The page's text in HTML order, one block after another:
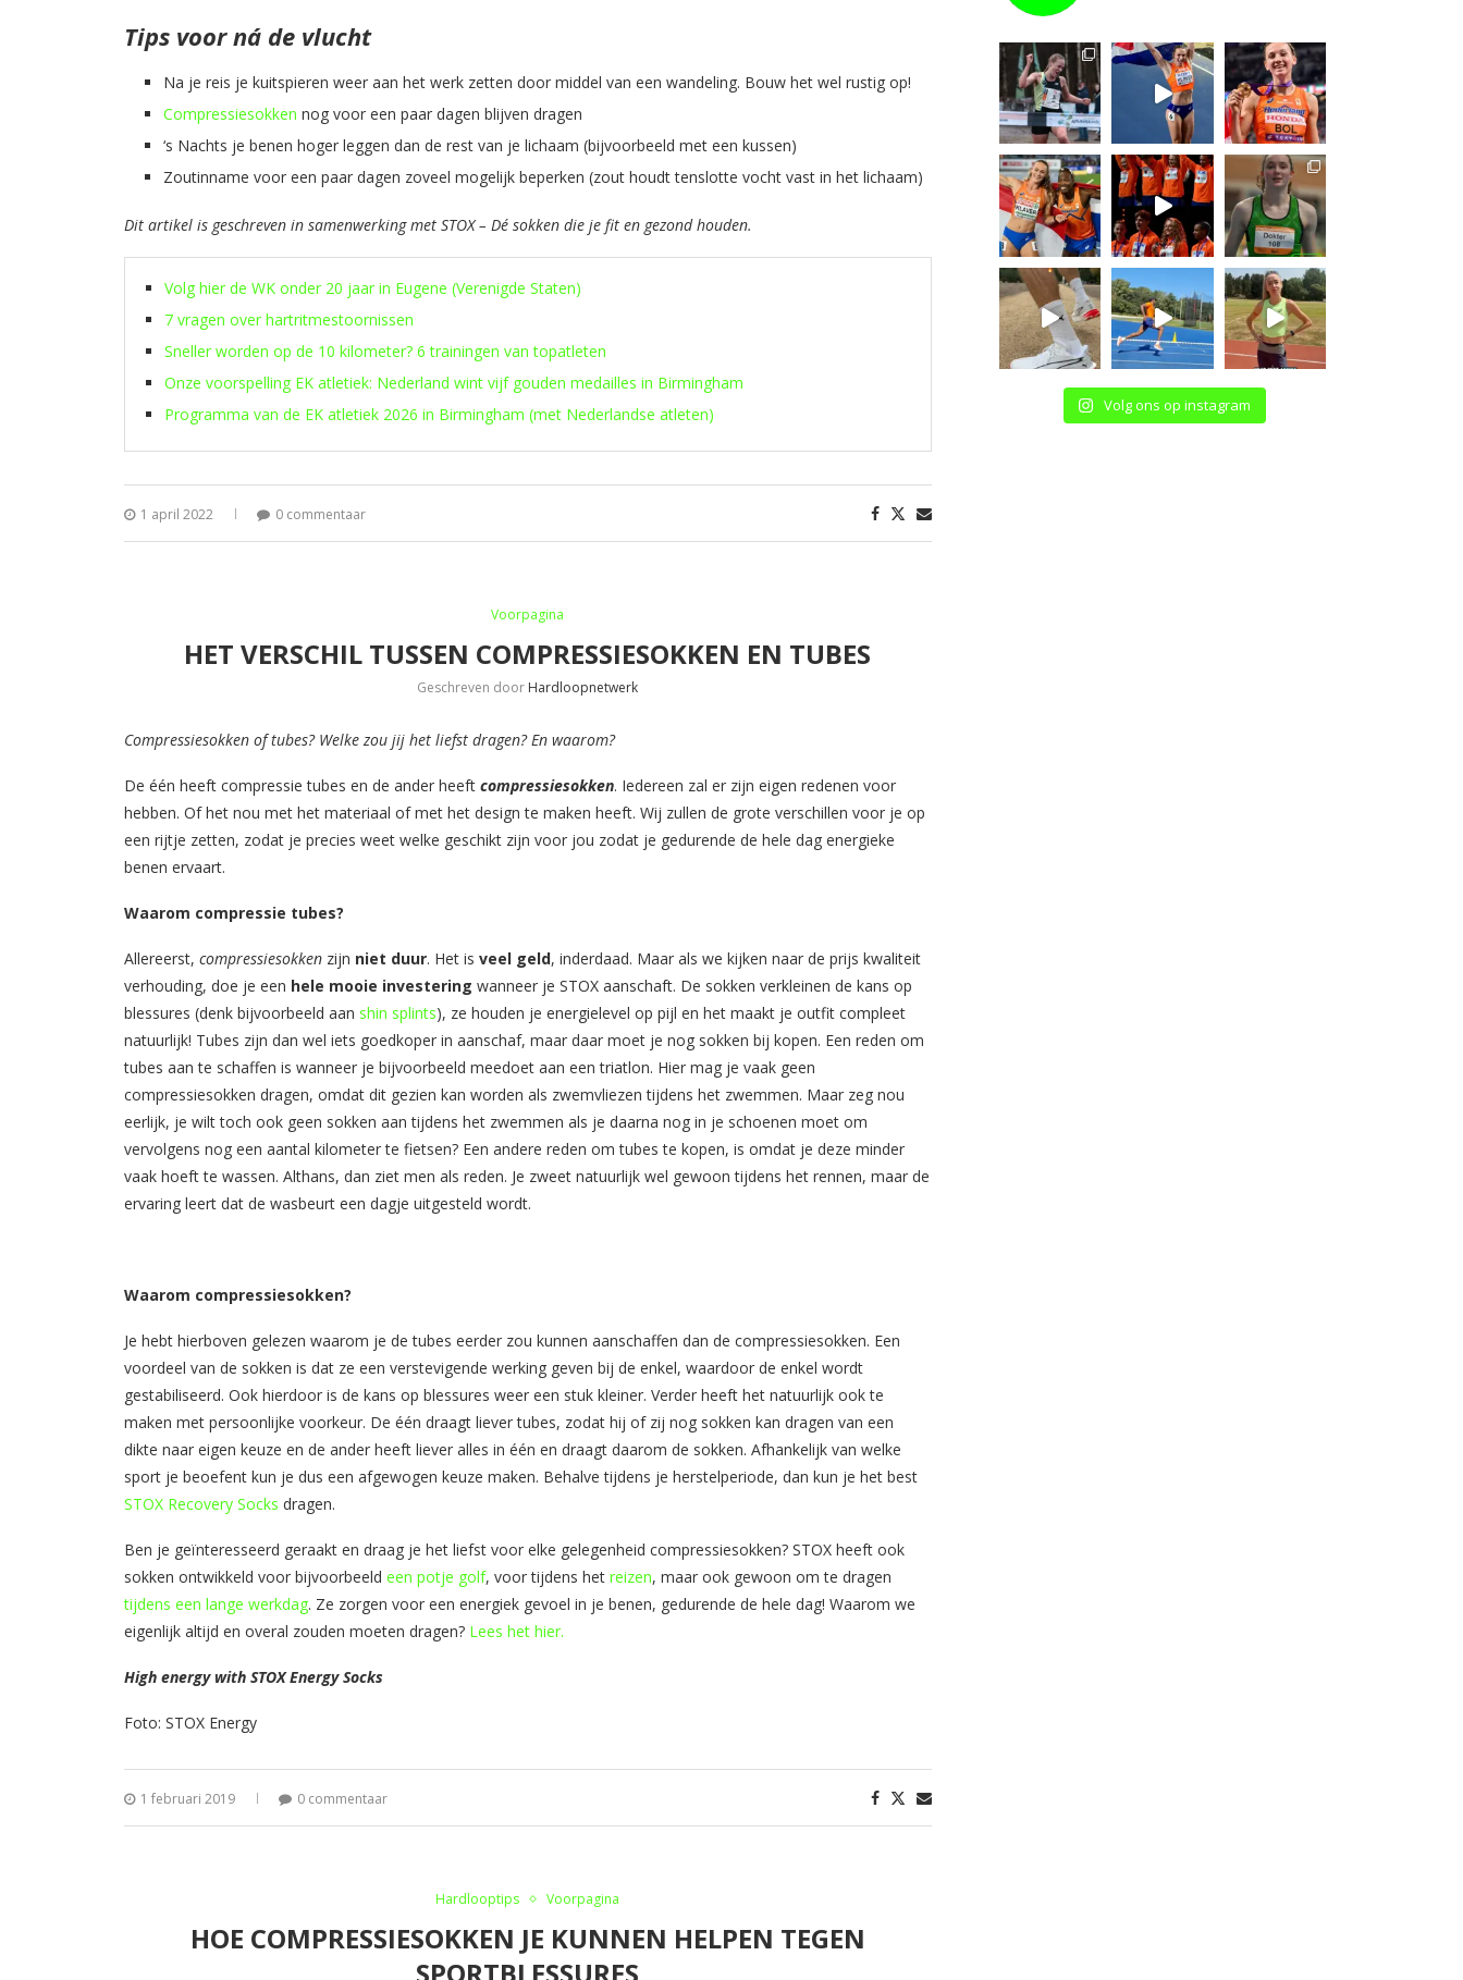
Tips voor ná de vlucht
Na je reis je kuitspieren weer aan het werk zetten door middel van een wandeling. Bouw het wel rustig op!
Compressiesokken nog voor een paar dagen blijven dragen
‘s Nachts je benen hoger leggen dan de rest van je lichaam (bijvoorbeeld met een kussen)
Zoutinname voor een paar dagen zoveel mogelijk beperken (zout houdt tenslotte vocht vast in het lichaam)
Dit artikel is geschreven in samenwerking met STOX – Dé sokken die je fit en gezond houden.
Volg hier de WK onder 20 jaar in Eugene (Verenigde Staten)
7 vragen over hartritmestoornissen
Sneller worden op de 10 kilometer? 6 trainingen van topatleten
Onze voorspelling EK atletiek: Nederland wint vijf gouden medailles in Birmingham
Programma van de EK atletiek 2026 in Birmingham (met Nederlandse atleten)
1 april 2022 0 commentaar
Voorpagina
HET VERSCHIL TUSSEN COMPRESSIESOKKEN EN TUBES
Geschreven door Hardloopnetwerk
Compressiesokken of tubes? Welke zou jij het liefst dragen? En waarom?
​De één heeft compressie tubes en de ander heeft ​ compressiesokken​. Iedereen zal er zijn eigen redenen voor
hebben. Of het nou met het materiaal of met het design te maken heeft. Wij zullen de grote verschillen voor je op
een rijtje zetten, zodat je precies weet welke geschikt zijn voor jou zodat je gedurende de hele dag energieke
benen ervaart.
Waarom compressie tubes?
Allereerst, ​ compressiesokken ​zijn ​ niet duur​. Het is ​ veel geld​, inderdaad. Maar als we kijken naar de prijs kwaliteit
verhouding, doe je een ​ hele mooie investering ​wanneer je STOX aanschaft. De sokken verkleinen de kans op
blessures (denk bijvoorbeeld aan​ ​ shin splints​), ze houden je energielevel op pijl en het maakt je outfit compleet
natuurlijk! Tubes zijn dan wel iets goedkoper in aanschaf, maar daar moet je nog sokken bij kopen. Een reden om
tubes aan te schaffen is wanneer je bijvoorbeeld meedoet aan een triatlon. Hier mag je vaak geen
compressiesokken dragen, omdat dit gezien kan worden als zwemvliezen tijdens het zwemmen. Maar zeg nou
eerlijk, je wilt toch ook geen sokken aan tijdens het zwemmen als je daarna nog in je schoenen moet om
vervolgens nog een aantal kilometer te fietsen? ​Een andere reden om tubes te kopen, is omdat je deze minder
vaak hoeft te wassen. Althans, dan ziet men als reden. Je zweet natuurlijk wel gewoon tijdens het rennen, maar de
ervaring leert dat de wasbeurt een dagje uitgesteld wordt.
Waarom compressiesokken?
Je hebt hierboven gelezen waarom je de tubes eerder zou kunnen aanschaffen dan de compressiesokken. Een
voordeel van de sokken is dat ze een verstevigende werking geven bij de enkel, waardoor de enkel wordt
gestabiliseerd. Ook hierdoor is de kans op blessures weer een stuk kleiner. Verder heeft het natuurlijk ook te
maken met persoonlijke voorkeur. De één draagt liever tubes, zodat hij of zij nog sokken kan dragen van een
dikte naar eigen keuze en de ander heeft liever alles in één en draagt daarom de sokken. Afhankelijk van welke
sport je beoefent kun je dus een afgewogen keuze maken. Behalve tijdens je herstelperiode, dan kun je het best​
STOX Recovery Socks​ dragen.
Ben je geïnteresseerd geraakt en draag je het liefst voor elke gelegenheid compressiesokken? STOX heeft ook
sokken ontwikkeld voor bijvoorbeeld een potje​ ​golf​, voor tijdens het​ ​reizen​, maar ook gewoon om te dragen
tijdens een​ ​lange werkdag​. Ze zorgen voor een energiek gevoel in je benen, gedurende de hele dag! Waarom we
eigenlijk altijd en overal zouden moeten dragen? Lees het​ ​hier​. ​​
High energy with STOX Energy Socks
Foto: STOX Energy
1 februari 2019 0 commentaar
Hardlooptips Voorpagina
HOE COMPRESSIESOKKEN JE KUNNEN HELPEN TEGEN
SPORTBLESSURES
Volg ons op instagram